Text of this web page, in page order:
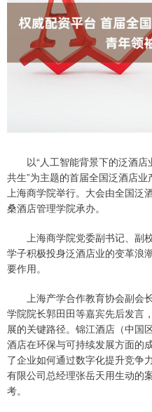
以“人工智能背景下的泛酒店
共生”为主题的首届全国泛酒店
上海商学院举行。大会由全国泛
桑酒店管理学院承办。
上海商学院党委副书记、副
学子积极投身泛酒店业的变革浪
要作用。
上海产学合作教育协会副会
学院院长郭田田等嘉宾先后发言
展的关键路径。锦江酒店（中国
酒店在环保与可持续发展方面的
了企业如何通过数字化提升竞争
有限公司总经理张岳天用生动的
考。